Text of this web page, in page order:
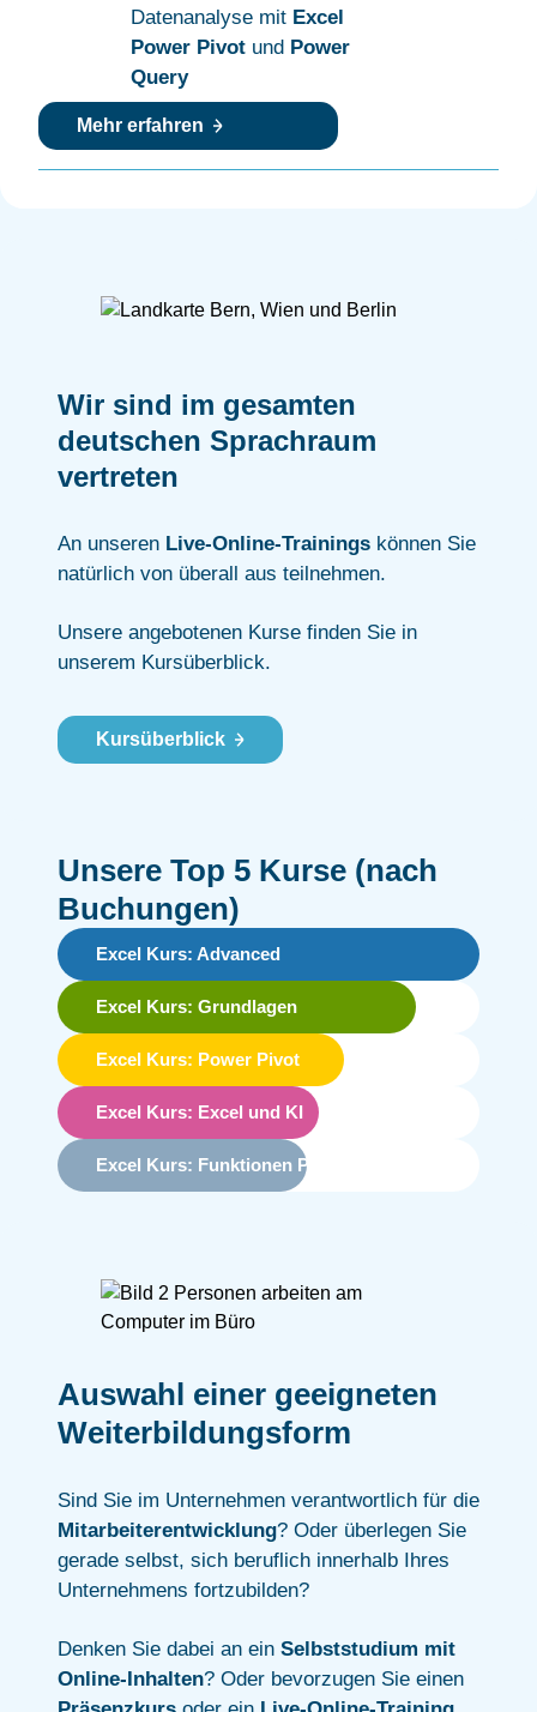
Datenanalyse mit Excel
Power Pivotund Power
Query
Mehr erfahren
Wir sind im gesamten
deutschen Sprachraum
vertreten
An unseren Live-Online-Trainings können Sie
natürlich von überall aus teilnehmen.
Unsere angebotenen Kurse finden Sie in
unserem Kursüberblick.
Kursüberblick
Unsere Top 5 Kurse (nach
Buchungen)
Excel Kurs: Advanced
Excel Kurs: Grundlagen
Excel Kurs: Power Pivot
Excel Kurs: Excel und KI
Excel Kurs: Funktionen Pro
Auswahl einer geeigneten
Weiterbildungsform
Sind Sie im Unternehmen verantwortlich für die
Mitarbeiterentwicklung? Oder überlegen Sie
gerade selbst, sich beruflich innerhalb Ihres
Unternehmens fortzubilden?
Denken Sie dabei an ein Selbststudium mit
Online-Inhalten? Oder bevorzugen Sie einen